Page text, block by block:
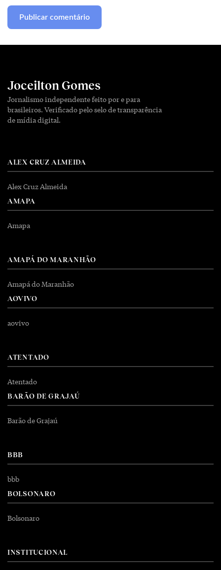
Joceilton Gomes
Jornalismo independente feito por e para
brasileiros. Verificado pelo selo de transparência
de mídia digital.
ALEX CRUZ ALMEIDA
Alex Cruz Almeida
AMAPA
Amapa
AMAPÁ DO MARANHÃO
Amapá do Maranhão
AOVIVO
aovivo
ATENTADO
Atentado
BARÃO DE GRAJAÚ
Barão de Grajaú
BBB
bbb
BOLSONARO
Bolsonaro
INSTITUCIONAL